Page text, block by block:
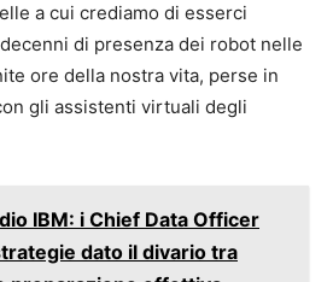
a cui crediamo di esserci
di presenza dei robot nelle
ore della nostra vita, perse in
gli assistenti virtuali degli
IBM: i Chief Data Officer
dato il divario tra